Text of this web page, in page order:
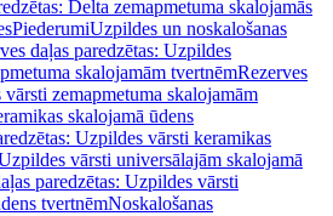
Delta zemapmetuma skalojamās
PiederumiUzpildes un noskalošanas
daļas paredzētas: Uzpildes
skalojamām tvertnēmRezerves
zemapmetuma skalojamām
skalojamā ūdens
Uzpildes vārsti keramikas
vārsti universālajām skalojamā
paredzētas: Uzpildes vārsti
tvertnēmNoskalošanas